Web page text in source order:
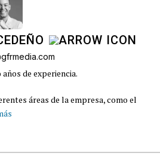
de experiencia.
áreas de la empresa, como el